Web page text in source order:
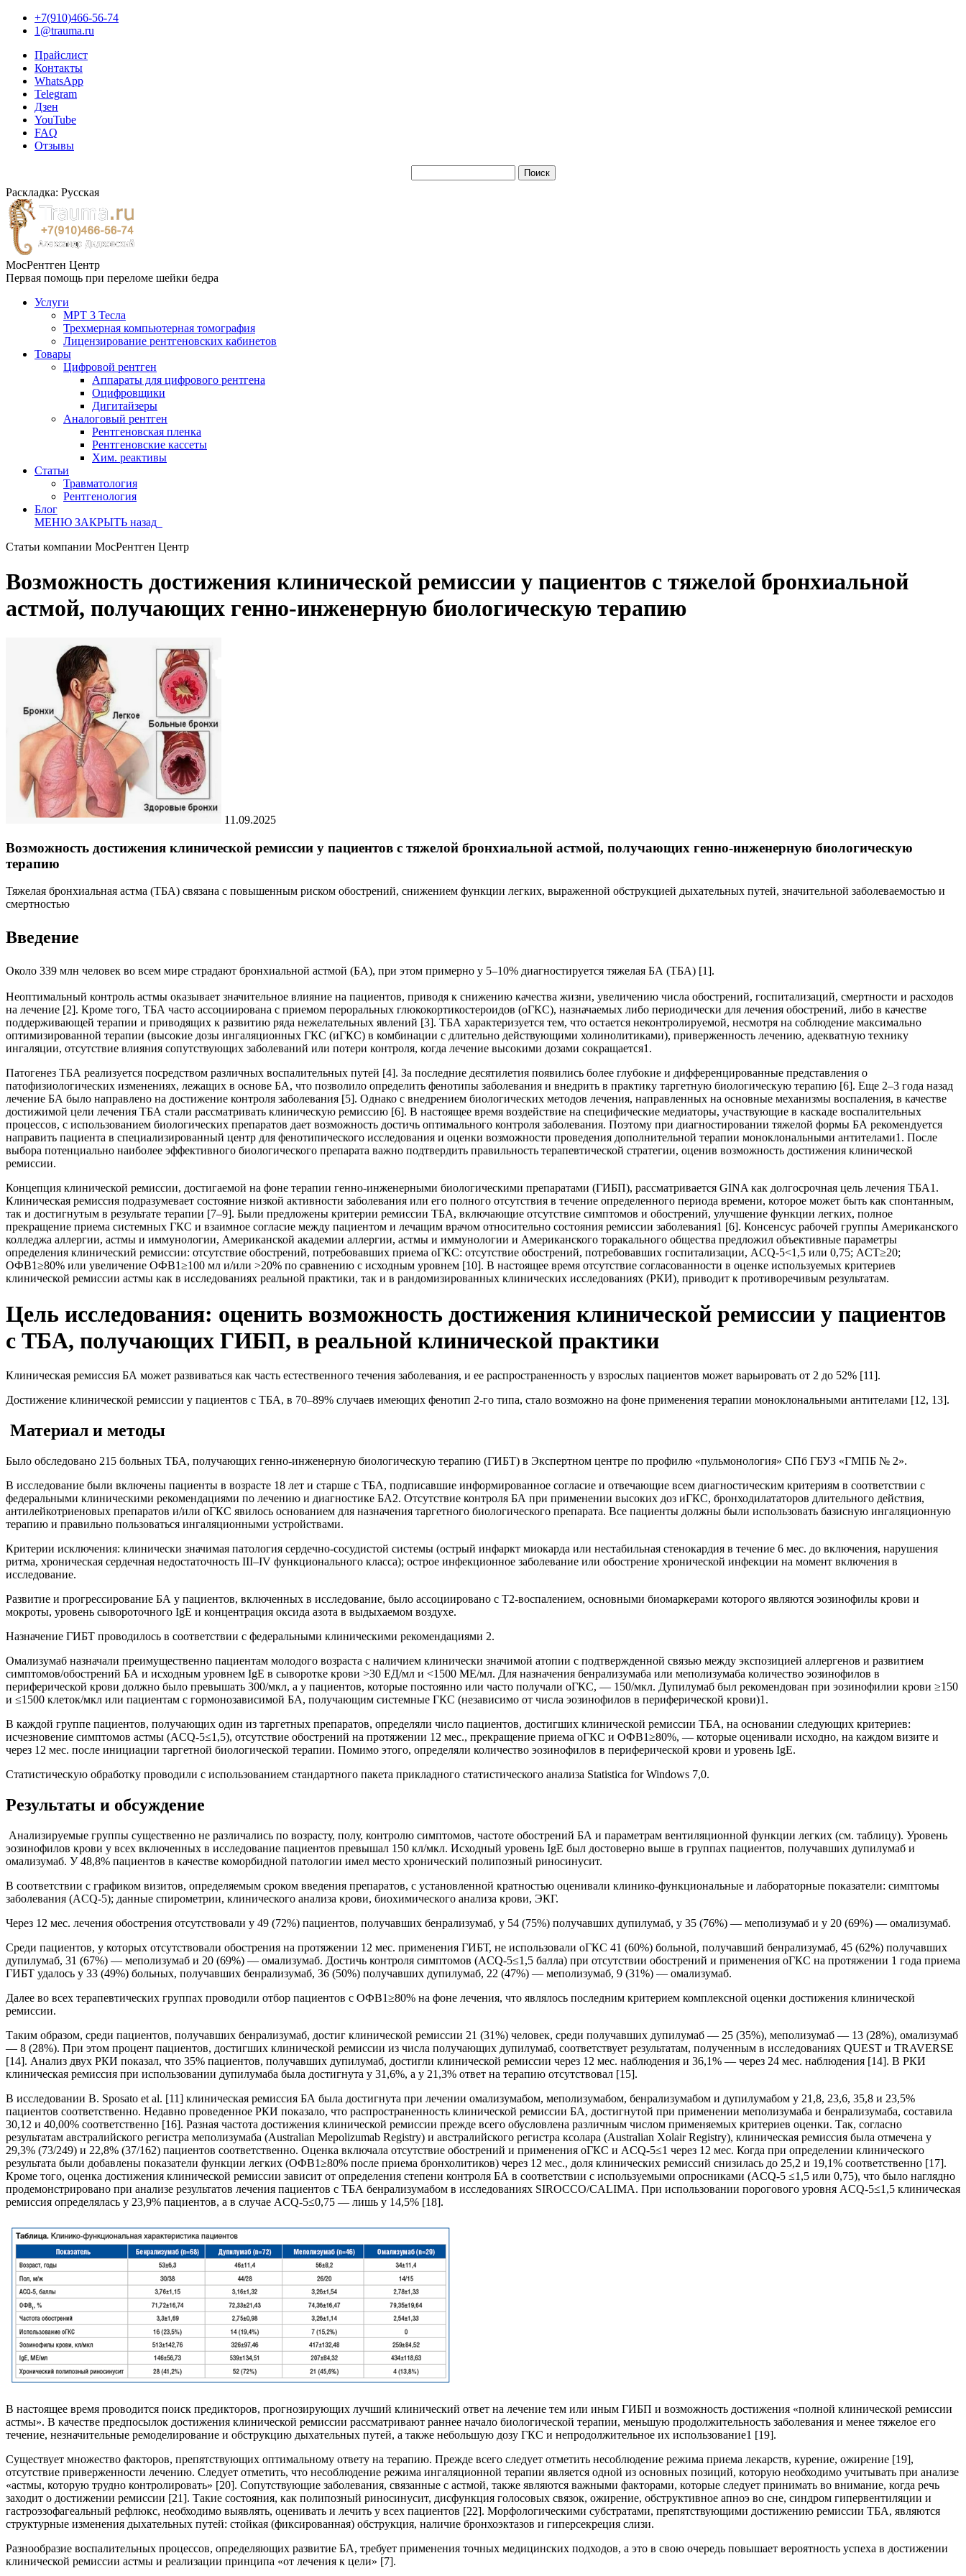
+7(910)466-56-74
1@trauma.ru
Прайслист
Контакты
WhatsApp
Telegram
Дзен
YouTube
FAQ
Отзывы
Раскладка: Русская
МосРентген Центр
Первая помощь при переломе шейки бедра
Услуги
МРТ 3 Тесла
Трехмерная компьютерная томография
Лицензирование рентгеновских кабинетов
Товары
Цифровой рентген
Аппараты для цифрового рентгена
Оцифровщики
Дигитайзеры
Аналоговый рентген
Рентгеновская пленка
Рентгеновские кассеты
Хим. реактивы
Статьи
Травматология
Рентгенология
Блог
МЕНЮ ЗАКРЫТЬ назад
Статьи компании МосРентген Центр
Возможность достижения клинической ремиссии у пациентов с тяжелой бронхиальной
астмой, получающих генно-инженерную биологическую терапию
11.09.2025
Возможность достижения клинической ремиссии у пациентов с тяжелой бронхиальной астмой, получающих генно-инженерную биологическую
терапию
Тяжелая бронхиальная астма (ТБА) связана с повышенным риском обострений, снижением функции легких, выраженной обструкцией дыхательных путей, значительной заболеваемостью и
смертностью
Введение
Около 339 млн человек во всем мире страдают бронхиальной астмой (БА), при этом примерно у 5–10% диа­гностируется тяжелая БА (ТБА) [1].
Неоптимальный контроль астмы оказывает значительное влияние на пациентов, приводя к снижению качества жизни, увеличению числа обострений, госпитализаций, смертности и расходов
на лечение [2]. Кроме того, ТБА часто ассоциирована с приемом пер­оральных глюкокортикостероидов (оГКС), назначаемых либо периодически для лечения обострений, либо в качестве
поддерживающей терапии и приводящих к развитию ряда нежелательных явлений [3]. ТБА характеризуется тем, что остается неконтролируемой, несмотря на соблюдение максимально
оптимизированной терапии (высокие дозы ингаляционных ГКС (иГКС) в комбинации с длительно действующими холинолитиками), приверженность лечению, адекватную технику
ингаляции, отсутствие влияния сопутствующих заболеваний или потери контроля, когда лечение высокими дозами сокращается1.
Патогенез ТБА реализуется посредством различных воспалительных путей [4]. За последние десятилетия появились более глубокие и дифференцированные представления о
патофизиологических изменениях, лежащих в основе БА, что позволило определить фенотипы заболевания и внедрить в практику таргетную биологическую терапию [6]. Еще 2–3 года назад
лечение БА было направлено на достижение контроля заболевания [5]. Однако с внедрением биологических методов лечения, направленных на основные механизмы воспаления, в качестве
достижимой цели лечения ТБА стали рассматривать клиническую ремиссию [6]. В настоящее время воздействие на спе­ци­фические медиаторы, участвующие в каскаде воспалительных
процессов, с использованием биологических препаратов дает возможность достичь оптимального контроля заболевания. Поэтому при диа­гностировании тяжелой формы БА рекомендуется
направить пациента в специализированный центр для фенотипического исследования и оценки возможности проведения дополнительной терапии моноклональными антителами1. После
выбора потенциально наиболее эффективного биологического препарата важно подтвердить правильность терапевтической стратегии, оценив возможность достижения клинической
ремиссии.
Концепция клинической ремиссии, достигаемой на фоне терапии генно-инженерными биологическими препаратами (ГИБП), рассматривается GINA как долгосрочная цель лечения ТБА1.
Клиническая ремиссия подразумевает состояние низкой активности заболевания или его полного отсутствия в течение определенного периода времени, которое может быть как спонтанным,
так и достигнутым в результате терапии [7–9]. Были предложены критерии ремиссии ТБА, включающие отсутствие симптомов и обострений, улучшение функции легких, полное
прекращение приема системных ГКС и взаимное согласие между пациентом и лечащим врачом относительно состояния ремиссии заболевания1 [6]. Консенсус рабочей группы Американского
колледжа аллергии, астмы и иммунологии, Американской академии аллергии, астмы и иммунологии и Американского торакального общества предложил объективные параметры
определения клинический ремиссии: отсутствие обострений, потребовавших приема оГКС: отсутствие обострений, потребовавших госпитализации, ACQ-5<1,5 или 0,75; ACT≥20;
ОФВ1≥80% или увеличение ОФВ1≥100 мл и/или >20% по сравнению с исходным уровнем [10]. В настоящее время отсутствие согласованности в оценке используемых критериев
клинической ремиссии астмы как в исследованиях реальной практики, так и в рандомизированных клинических исследованиях (РКИ), приводит к противоречивым результатам.
Цель исследования: оценить возможность достижения клинической ремиссии у пациентов
с ТБА, получающих ГИБП, в реальной клинической практики
Клиническая ремиссия БА может развиваться как часть естественного течения заболевания, и ее распространенность у взрослых пациентов может варьировать от 2 до 52% [11].
Достижение клинической ремиссии у пациентов с ТБА, в 70–89% случаев имеющих фенотип 2-го типа, стало возможно на фоне применения терапии моноклональными антителами [12, 13].
Материал и методы
Было обследовано 215 больных ТБА, получающих генно-инженерную биологическую терапию (ГИБТ) в Экспертном центре по профилю «пульмонология» СПб ГБУЗ «ГМПБ № 2».
В исследование были включены пациенты в возрасте 18 лет и старше с ТБА, подписавшие информированное согласие и отвечающие всем диа­гностическим критериям в соответствии с
федеральными клиническими рекомендациями по лечению и диа­гностике БА2. Отсутствие контроля БА при применении высоких доз иГКС, бронходилататоров длительного действия,
антилейкотриеновых препаратов и/или оГКС явилось основанием для назначения таргетного биологического препарата. Все пациенты должны были использовать базисную ингаляционную
терапию и правильно пользоваться ингаляционными устройствами.
Критерии исключения: клинически значимая патология сердечно-сосудистой системы (острый инфаркт миокарда или нестабильная стенокардия в течение 6 мес. до включения, нарушения
ритма, хроническая сердечная недостаточность III–IV функционального класса); острое инфекционное заболевание или обострение хронической инфекции на момент включения в
исследование.
Развитие и прогрессирование БА у пациентов, включенных в исследование, было ассоциировано с Т2-воспалением, основными биомаркерами которого являются эозинофилы крови и
мокроты, уровень сывороточного IgЕ и концентрация оксида азота в выдыхаемом воздухе.
Назначение ГИБТ проводилось в соответствии с федеральными клиническими рекомендациями 2.
Омализумаб назначали преимущественно пациентам молодого возраста с наличием клинически значимой атопии с подтвержденной связью между экспозицией аллергенов и развитием
симптомов/обострений БА и исходным уровнем IgE в сыворотке крови >30 ЕД/мл и <1500 МЕ/мл. Для назначения бенрализумаба или меполизумаба количество эозинофилов в
периферической крови должно было превышать 300/мкл, а у пациентов, которые постоянно или часто получали оГКС, — 150/мкл. Дупилумаб был рекомендован при эозинофилии крови ≥150
и ≤1500 клеток/мкл или пациентам с гормонозависимой БА, получающим системные ГКС (независимо от числа эозинофилов в периферической крови)1.
В каждой группе пациентов, получающих один из таргетных препаратов, определяли число пациентов, достигших клинической ремиссии ТБА, на основании следующих критериев:
исчезновение симптомов астмы (ACQ-5≤1,5), отсутствие обострений на протяжении 12 мес., прекращение приема оГКС и ОФВ1≥80%, — которые оценивали исходно, на каждом визите и
через 12 мес. после инициации таргетной биологической терапии. Помимо этого, определяли количество эозинофилов в периферической крови и уровень IgE.
Статистическую обработку проводили с использованием стандартного пакета прикладного статистического анализа Statistica for Windows 7,0.
Результаты и обсуждение
Анализируемые группы существенно не различались по возрасту, полу, контролю симптомов, частоте обострений БА и параметрам вентиляционной функции легких (см. таблицу). Уровень
эозинофилов крови у всех включенных в исследование пациентов превышал 150 кл/мкл. Исходный уровень IgЕ был достоверно выше в группах пациентов, получавших дупилумаб и
омализумаб. У 48,8% пациентов в качестве коморбидной патологии имел место хронический полипозный риносинусит.
В соответствии с графиком визитов, определяемым сроком введения препаратов, с установленной кратностью оценивали клинико-функциональные и лабораторные показатели: симптомы
заболевания (ACQ-5); данные спирометрии, клинического анализа крови, биохимического анализа крови, ЭКГ.
Через 12 мес. лечения обострения отсутствовали у 49 (72%) пациентов, получавших бенрализумаб, у 54 (75%) получавших дупилумаб, у 35 (76%) — меполизумаб и у 20 (69%) — омализумаб.
Среди пациентов, у которых отсутствовали обострения на протяжении 12 мес. применения ГИБТ, не использовали оГКС 41 (60%) больной, получавший бенрализумаб, 45 (62%) получавших
дупилумаб, 31 (67%) — меполизумаб и 20 (69%) — омализумаб. Достичь контроля симптомов (ACQ-5≤1,5 балла) при отсутствии обострений и применения оГКС на протяжении 1 года приема
ГИБТ удалось у 33 (49%) больных, получавших бенрализумаб, 36 (50%) получавших дупилумаб, 22 (47%) — меполизумаб, 9 (31%) — омализумаб.
Далее во всех терапевтических группах проводили отбор пациентов с ОФВ1≥80% на фоне лечения, что являлось последним критерием комплексной оценки достижения клинической
ремиссии.
Таким образом, среди пациентов, получавших бенрализумаб, достиг клинической ремиссии 21 (31%) человек, среди получавших дупилумаб — 25 (35%), меполизумаб — 13 (28%), омализумаб
— 8 (28%). При этом процент пациентов, достигших клинической ремиссии из числа получающих дупилумаб, соответствует результатам, полученным в исследованиях QUEST и TRAVERSE
[14]. Анализ двух РКИ показал, что 35% пациентов, получавших дупилумаб, достигли клинической ремиссии через 12 мес. наблюдения и 36,1% — через 24 мес. наблюдения [14]. В РКИ
клиническая ремиссия при использовании дупилумаба была достигнута у 31,6%, а у 21,3% ответ на терапию отсутствовал [15].
В исследовании B. Sposato et al. [11] клиническая ремиссия БА была достигнута при лечении омализумабом, меполизумабом, бенрализумабом и дупилумабом у 21,8, 23,6, 35,8 и 23,5%
пациентов соответственно. Недавно проведенное РКИ показало, что распространенность клинической ремиссии БА, достигнутой при применении меполизумаба и бенрализумаба, составила
30,12 и 40,00% соответственно [16]. Разная частота достижения клинической ремиссии прежде всего обусловлена различным числом применяемых критериев оценки. Так, согласно
результатам австралийского регистра меполизумаба (Australian Mepolizumab Registry) и австралийского регистра ксолара (Australian Xolair Registry), клиническая ремиссия была отмечена у
29,3% (73/249) и 22,8% (37/162) пациентов соответственно. Оценка включала отсутствие обострений и применения оГКС и ACQ-5≤1 через 12 мес. Когда при определении клинического
результата были добавлены показатели функции легких (ОФВ1≥80% после приема бронхолитиков) через 12 мес., доля клинических ремиссий снизилась до 25,2 и 19,1% соответственно [17].
Кроме того, оценка достижения клинической ремиссии зависит от определения степени контроля БА в соответствии с используемыми опросниками (ACQ-5 ≤1,5 или 0,75), что было наглядно
продемонстрировано при анализе результатов лечения пациентов с ТБА бенрализумабом в исследованиях SIROCCO/CALIMA. При использовании порогового уровня ACQ-5≤1,5 клиническая
ремиссия определялась у 23,9% пациентов, а в случае ACQ-5≤0,75 — лишь у 14,5% [18].
В настоящее время проводится поиск предикторов, прогнозирующих лучший клинический ответ на лечение тем или иным ГИБП и возможность достижения «полной клинической ремиссии
астмы». В качестве предпосылок достижения клинической ремиссии рассматривают раннее начало биологической терапии, меньшую продолжительность заболевания и менее тяжелое его
течение, незначительные ремоделирование и обструкцию дыхательных путей, а также небольшую дозу ГКС и непродолжительное их использование1 [19].
Существует множество факторов, препятствующих оптимальному ответу на терапию. Прежде всего следует отметить несоблюдение режима приема лекарств, курение, ожирение [19],
отсутствие приверженности лечению. Следует отметить, что несоблюдение режима ингаляционной терапии является одной из основных позиций, которую необходимо учитывать при анализе
«астмы, которую трудно контролировать» [20]. Сопутствующие заболевания, связанные с астмой, также являются важными факторами, которые следует принимать во внимание, когда речь
заходит о достижении ремиссии [21]. Такие состояния, как полипозный риносинусит, дисфункция голосовых связок, ожирение, обструктивное апноэ во сне, синдром гипервентиляции и
гастроэзофагеальный рефлюкс, необходимо выявлять, оценивать и лечить у всех пациентов [22]. Морфологическими субстратами, препятствующими достижению ремиссии ТБА, являются
структурные изменения дыхательных путей: стойкая (фиксированная) обструкция, наличие бронхоэктазов и гиперсекреция слизи.
Разнообразие воспалительных процессов, определяющих развитие БА, требует применения точных медицинских подходов, а это в свою очередь повышает вероятность успеха в достижении
клинической ремиссии астмы и реализации принципа «от лечения к цели» [7].